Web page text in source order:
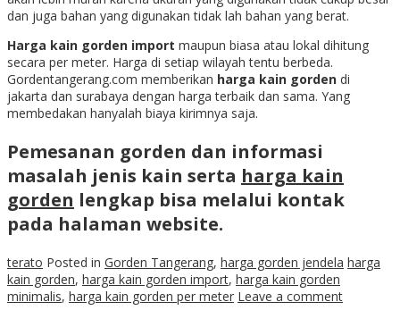
dan juga bahan yang digunakan tidak lah bahan yang berat.
Harga kain gorden import maupun biasa atau lokal dihitung
secara per meter. Harga di setiap wilayah tentu berbeda.
Gordentangerang.com memberikan harga kain gorden di
jakarta dan surabaya dengan harga terbaik dan sama. Yang
membedakan hanyalah biaya kirimnya saja.
Pemesanan gorden dan informasi
masalah jenis kain serta harga kain
gorden lengkap bisa melalui kontak
pada halaman website.
terato Posted in Gorden Tangerang, harga gorden jendela harga
kain gorden, harga kain gorden import, harga kain gorden
minimalis, harga kain gorden per meter Leave a comment